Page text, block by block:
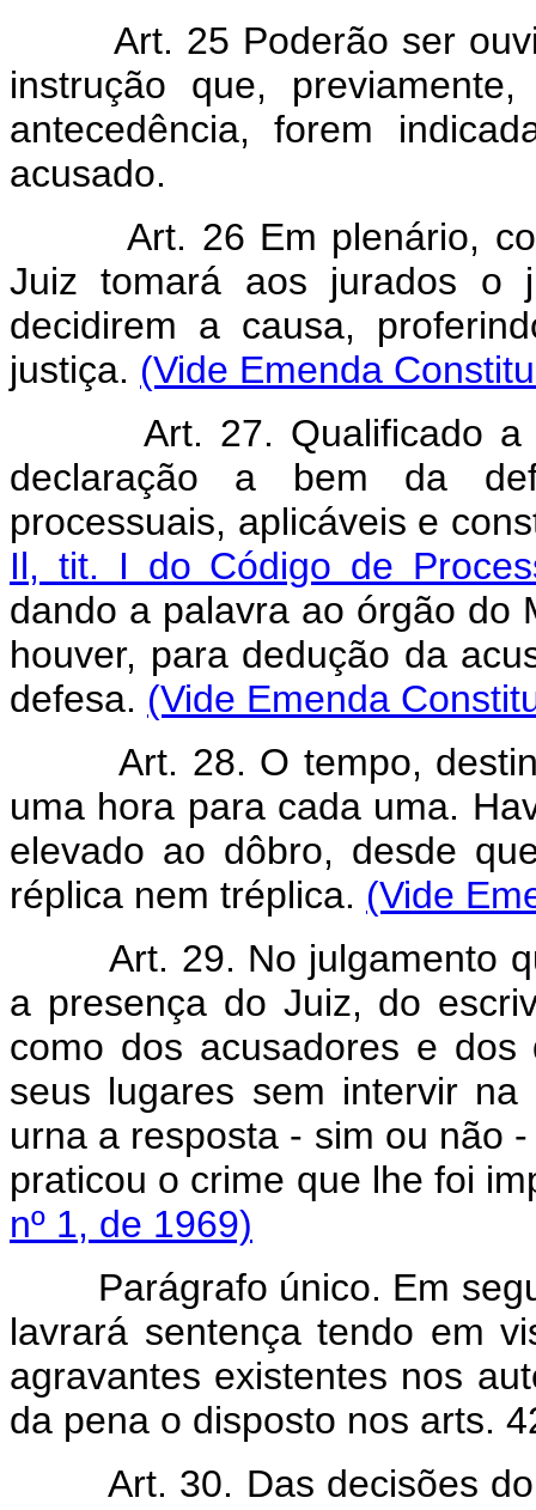
Art. 25 Poderão ser
instrução que,
antecedência, forem
acusado.
Art. 26 Em plenário,
Juiz tomará aos jurados o
decidirem a causa,
justiça. (Vide Emenda
Art. 27. Qualificado
declaração a bem da
processuais, aplicáveis e
Il, tit. I do Código de
dando a palavra ao órgão do
houver, para dedução da
defesa. (Vide Emenda
Art. 28. O tempo,
uma hora para cada uma.
elevado ao dôbro, desde
réplica nem tréplica. (Vide
Art. 29. No julgamento
a presença do Juiz, do
como dos acusadores e
seus lugares sem intervir
urna a resposta - sim ou não
praticou o crime que lhe foi
nº 1, de 1969)
Parágrafo único. Em
lavrará sentença tendo em
agravantes existentes nos
da pena o disposto nos arts.
Art. 30. Das decisões